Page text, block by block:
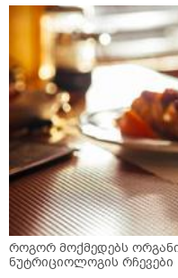
როგორ მოქმედებს
ნუტრიციოლოგის რჩევები